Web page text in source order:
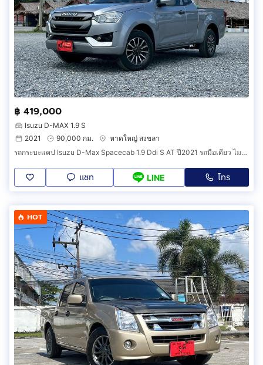
฿ 419,000
Isuzu D-MAX 1.9 S
2021
90,000 กม.
หาดใหญ่ สงขลา
รถกระบะแคป Isuzu D-Max Spacecab 1.9 Ddi S AT ปี2021 รถมือเดียว ไมล์ 9 หมื่น
แชท LINE โทร
HOT